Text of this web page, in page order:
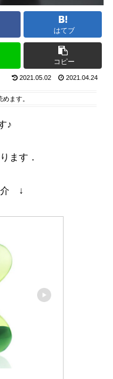
はてブ
コピー
2021.05.02 2021.04.24
めます。
♪
ます．
介 ↓